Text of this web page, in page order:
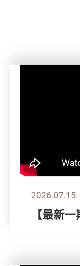
2026.07.15
【最新